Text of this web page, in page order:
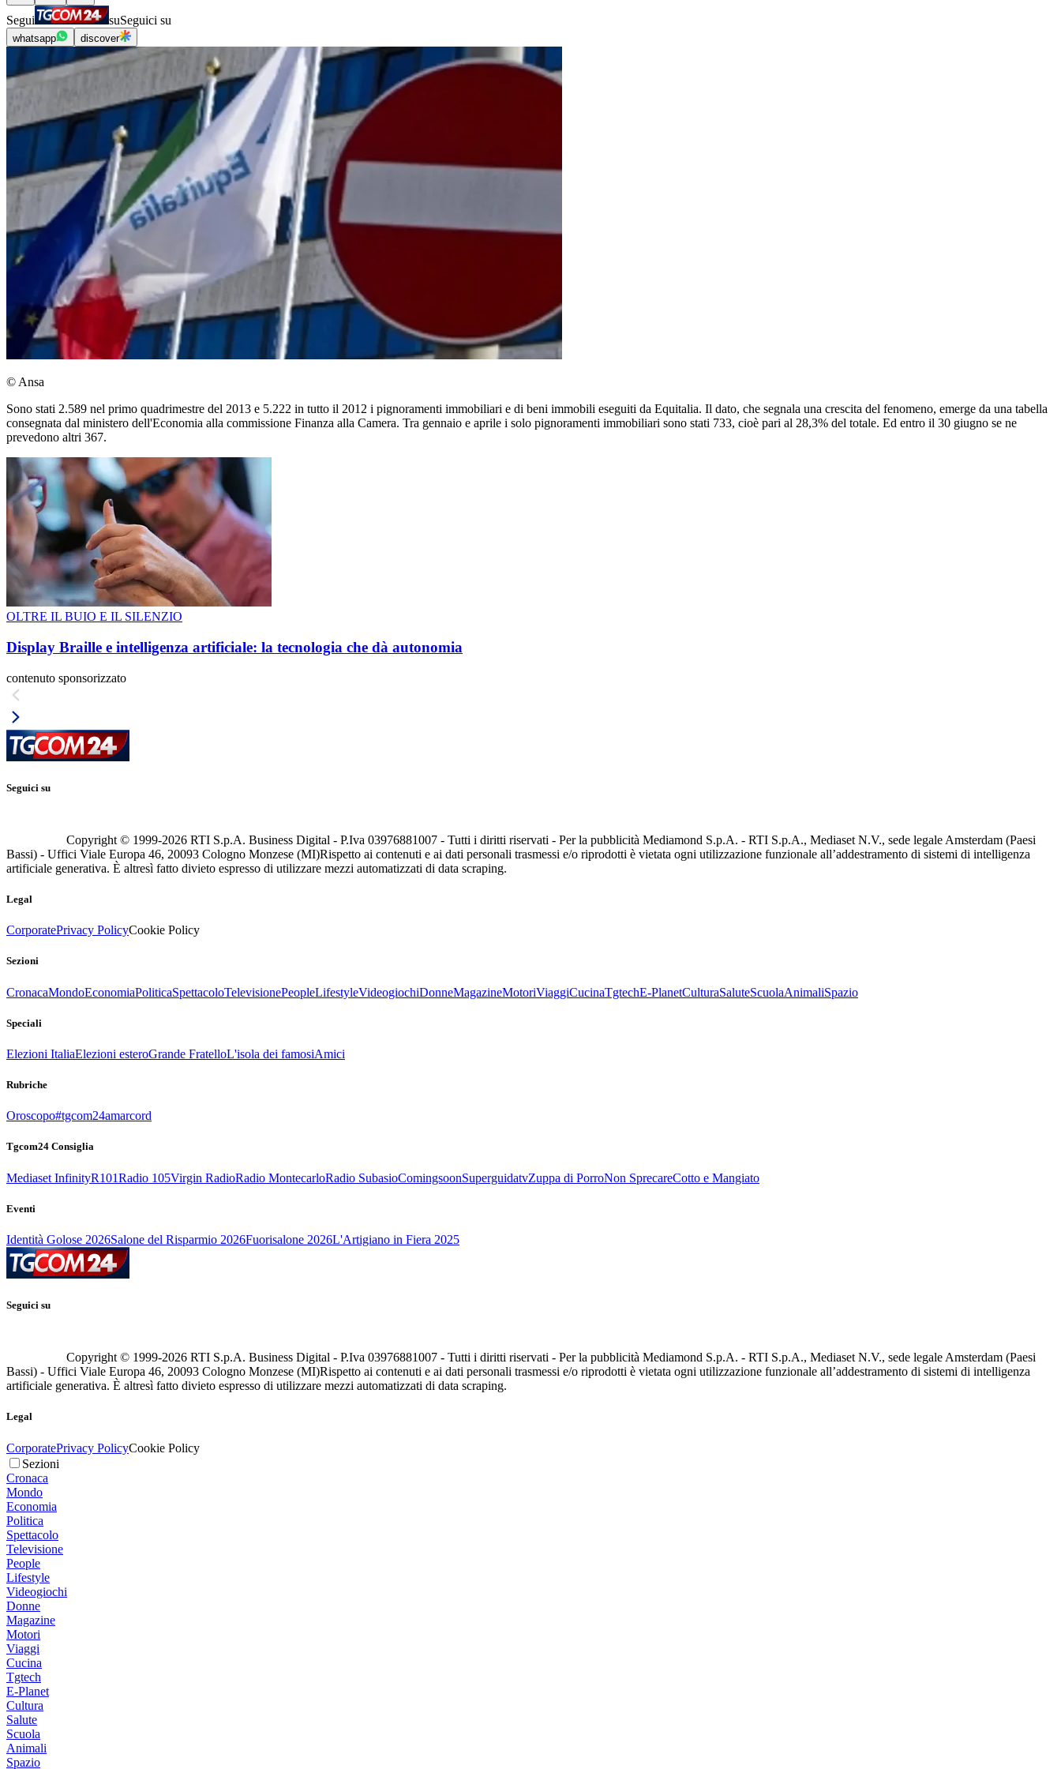
Segui suSeguici su
whatsapp discover
© Ansa
Sono stati 2.589 nel primo quadrimestre del 2013 e 5.222 in tutto il 2012 i pignoramenti immobiliari e di beni immobili eseguiti da Equitalia. Il dato, che segnala una crescita del fenomeno, emerge da una tabella
consegnata dal ministero dell'Economia alla commissione Finanza alla Camera. Tra gennaio e aprile i solo pignoramenti immobiliari sono stati 733, cioè pari al 28,3% del totale. Ed entro il 30 giugno se ne
prevedono altri 367.
OLTRE IL BUIO E IL SILENZIO
Display Braille e intelligenza artificiale: la tecnologia che dà autonomia
contenuto sponsorizzato
Seguici su
Copyright © 1999-2026 RTI S.p.A. Business Digital - P.Iva 03976881007 - Tutti i diritti riservati - Per la pubblicità Mediamond S.p.A. - RTI S.p.A., Mediaset N.V., sede legale Amsterdam (Paesi
Bassi) - Uffici Viale Europa 46, 20093 Cologno Monzese (MI)Rispetto ai contenuti e ai dati personali trasmessi e/o riprodotti è vietata ogni utilizzazione funzionale all’addestramento di sistemi di intelligenza
artificiale generativa. È altresì fatto divieto espresso di utilizzare mezzi automatizzati di data scraping.
Legal
CorporatePrivacy PolicyCookie Policy
Sezioni
CronacaMondoEconomiaPoliticaSpettacoloTelevisionePeopleLifestyleVideogiochiDonneMagazineMotoriViaggiCucinaTgtechE-PlanetCulturaSaluteScuolaAnimaliSpazio
Speciali
Elezioni ItaliaElezioni esteroGrande FratelloL'isola dei famosiAmici
Rubriche
Oroscopo#tgcom24amarcord
Tgcom24 Consiglia
Mediaset InfinityR101Radio 105Virgin RadioRadio MontecarloRadio SubasioComingsoonSuperguidatvZuppa di PorroNon SprecareCotto e Mangiato
Eventi
Identità Golose 2026Salone del Risparmio 2026Fuorisalone 2026L'Artigiano in Fiera 2025
Seguici su
Copyright © 1999-2026 RTI S.p.A. Business Digital - P.Iva 03976881007 - Tutti i diritti riservati - Per la pubblicità Mediamond S.p.A. - RTI S.p.A., Mediaset N.V., sede legale Amsterdam (Paesi
Bassi) - Uffici Viale Europa 46, 20093 Cologno Monzese (MI)Rispetto ai contenuti e ai dati personali trasmessi e/o riprodotti è vietata ogni utilizzazione funzionale all’addestramento di sistemi di intelligenza
artificiale generativa. È altresì fatto divieto espresso di utilizzare mezzi automatizzati di data scraping.
Legal
CorporatePrivacy PolicyCookie Policy
Sezioni
Cronaca
Mondo
Economia
Politica
Spettacolo
Televisione
People
Lifestyle
Videogiochi
Donne
Magazine
Motori
Viaggi
Cucina
Tgtech
E-Planet
Cultura
Salute
Scuola
Animali
Spazio